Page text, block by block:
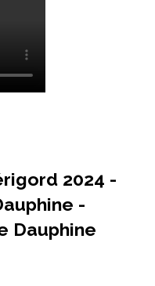
2024 -
-
Dauphine